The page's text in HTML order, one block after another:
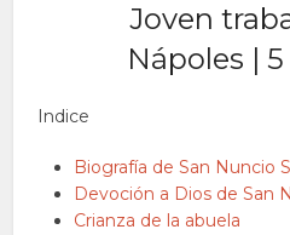
Joven
Nápoles |
Indice
Biografía de San Nuncio
Devoción a Dios de San
Crianza de la abuela